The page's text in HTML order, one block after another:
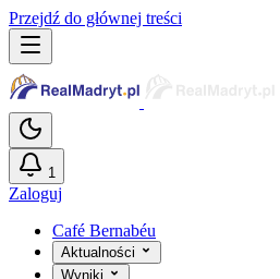
Przejdź do głównej treści
1
Zaloguj
Café Bernabéu
Aktualności
Wyniki